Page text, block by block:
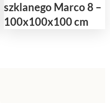
szklanego Marco 8 –
100x100x100 cm